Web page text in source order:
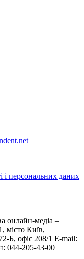
і персональних даних
онлайн-медіа –
місто Київ,
офіс 208/1 E-mail:
044-205-43-00